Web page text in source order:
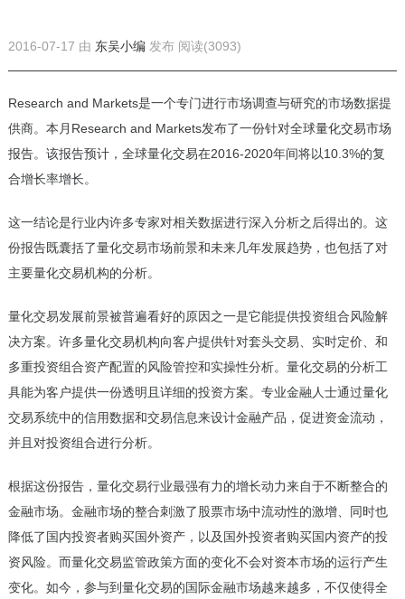
2016-07-17 由 东吴小编 发布 阅读(3093)
Research and Markets是一个专门进行市场调查与研究的市场数据提
供商。本月Research and Markets发布了一份针对全球量化交易市场
报告。该报告预计，全球量化交易在2016-2020年间将以10.3%的复
合增长率增长。
这一结论是行业内许多专家对相关数据进行深入分析之后得出的。这
份报告既囊括了量化交易市场前景和未来几年发展趋势，也包括了对
主要量化交易机构的分析。
量化交易发展前景被普遍看好的原因之一是它能提供投资组合风险解
决方案。许多量化交易机构向客户提供针对套头交易、实时定价、和
多重投资组合资产配置的风险管控和实操性分析。量化交易的分析工
具能为客户提供一份透明且详细的投资方案。专业金融人士通过量化
交易系统中的信用数据和交易信息来设计金融产品，促进资金流动，
并且对投资组合进行分析。
根据这份报告，量化交易行业最强有力的增长动力来自于不断整合的
金融市场。金融市场的整合刺激了股票市场中流动性的激增、同时也
降低了国内投资者购买国外资产，以及国外投资者购买国内资产的投
资风险。而量化交易监管政策方面的变化不会对资本市场的运行产生
变化。如今，参与到量化交易的国际金融市场越来越多，不仅使得全